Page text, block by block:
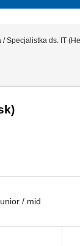
/ Specjalistka ds. IT
/ mid